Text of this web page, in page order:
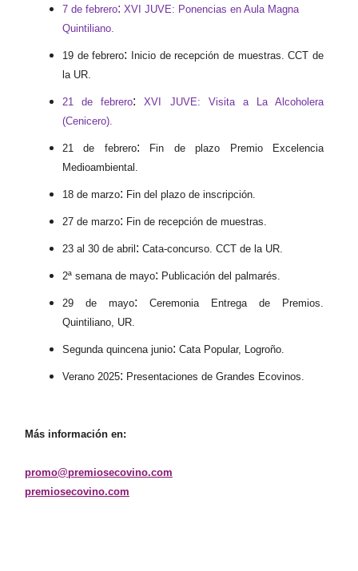
7 de febrero: XVI JUVE: Ponencias en Aula Magna
Quintiliano.
19 de febrero:
Inicio de recepción de muestras. CCT de
la UR.
21 de febrero:XVI JUVE: Visita a La Alcoholera
(Cenicero).
21 de febrero:
Fin de plazo Premio Excelencia
Medioambiental.
18 de marzo: Fin del plazo de inscripción.
27 de marzo: Fin de recepción de muestras.
23 al 30 de abril : Cata-concurso. CCT de la UR.
2ª semana de mayo: Publicación del palmarés.
29 de mayo: Ceremonia Entrega de Premios.
Quintiliano, UR.
Segunda quincena junio: Cata Popular, Logroño.
Verano 2025: Presentaciones de Grandes Ecovinos.
Más información en:
promo@premiosecovino.com
premiosecovino.com